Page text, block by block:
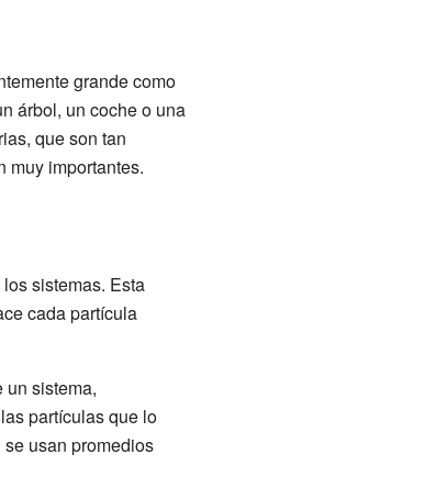
grande como
árbol, un coche o una
que son tan
muy importantes.
sistemas. Esta
cada partícula
un sistema,
partículas que lo
usan promedios